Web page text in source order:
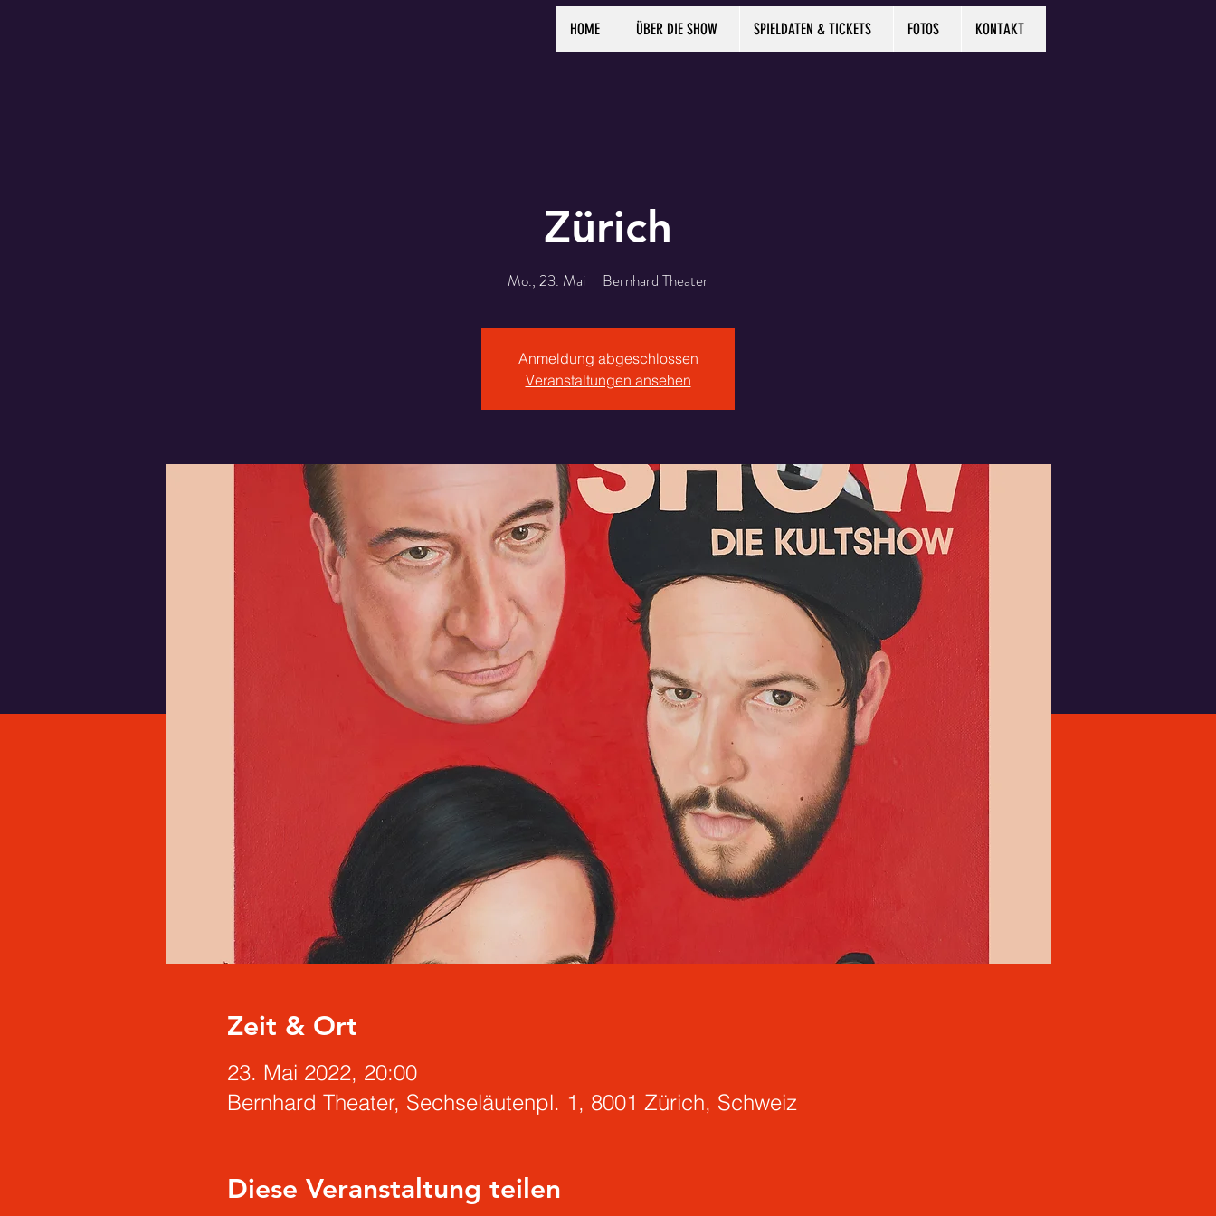
HOME ÜBER DIE SHOW SPIELDATEN & TICKETS FOTOS KONTAKT
Zürich
Mo., 23. Mai
  |
Bernhard Theater
Anmeldung abgeschlossen
Veranstaltungen ansehen
Zeit & Ort
23. Mai 2022, 20:00
Bernhard Theater, Sechseläutenpl. 1, 8001 Zürich, Schweiz
Diese Veranstaltung teilen